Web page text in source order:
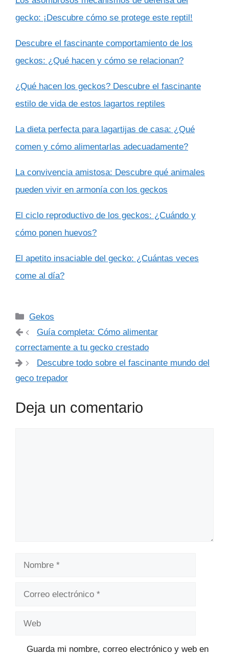
gecko: ¡Descubre cómo se protege este reptil!
Descubre el fascinante comportamiento de los
geckos: ¿Qué hacen y cómo se relacionan?
¿Qué hacen los geckos? Descubre el fascinante
estilo de vida de estos lagartos reptiles
La dieta perfecta para lagartijas de casa: ¿Qué
comen y cómo alimentarlas adecuadamente?
La convivencia amistosa: Descubre qué animales
pueden vivir en armonía con los geckos
El ciclo reproductivo de los geckos: ¿Cuándo y
cómo ponen huevos?
El apetito insaciable del gecko: ¿Cuántas veces
come al día?
Categorías
Gekos
Guía completa: Cómo alimentar
correctamente a tu gecko crestado
Descubre todo sobre el fascinante mundo del
geco trepador
Deja un comentario
Nombre
Correo
Web
Guarda mi nombre, correo electrónico y web en